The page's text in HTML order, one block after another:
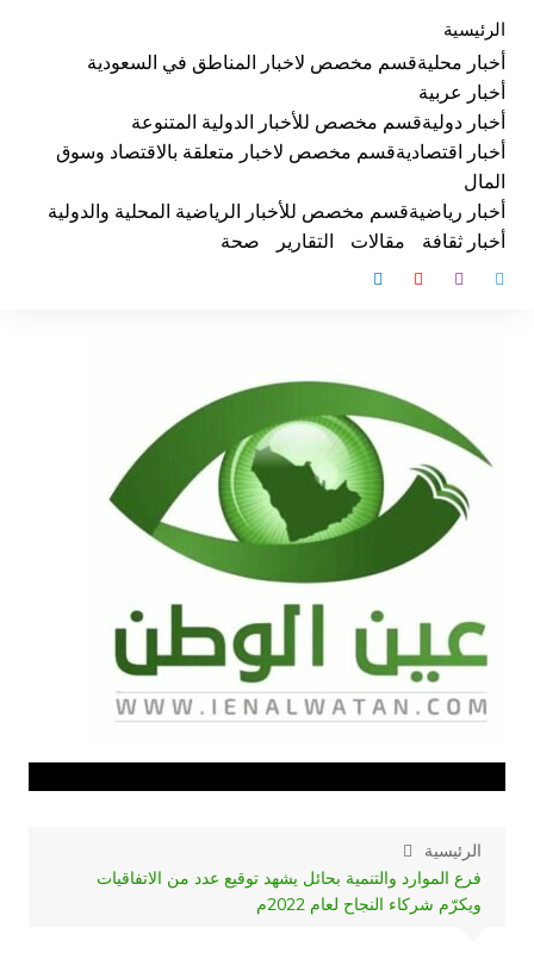
المحتوى
الرئيسية
أخبار محليةقسم مخصص لاخبار المناطق في السعودية
أخبار عربية
أخبار دوليةقسم مخصص للأخبار الدولية المتنوعة
أخبار اقتصاديةقسم مخصص لاخبار متعلقة بالاقتصاد وسوق
المال
أخبار رياضيةقسم مخصص للأخبار الرياضية المحلية والدولية
أخبار ثقافة
مقالات التقارير صحة
الرئيسية
فرع الموارد والتنمية بحائل يشهد توقيع عدد من الاتفاقيات
ويكرّم شركاء النجاح لعام 2022م